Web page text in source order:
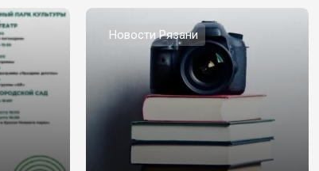
Новости Рязани